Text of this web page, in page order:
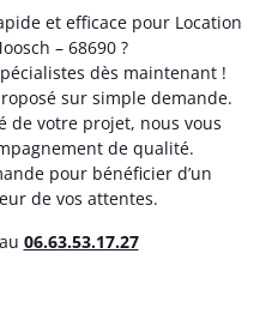
et efficace pour Location
– 68690 ?
dès maintenant !
sur simple demande.
de votre projet, nous vous
de qualité.
pour bénéficier d’un
de vos attentes.
06.63.53.17.27